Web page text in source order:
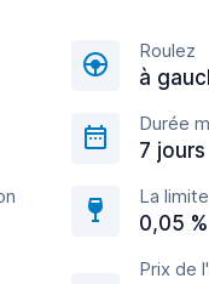
Roulez
à
Durée
7 jours
La
0,05 %
Prix de